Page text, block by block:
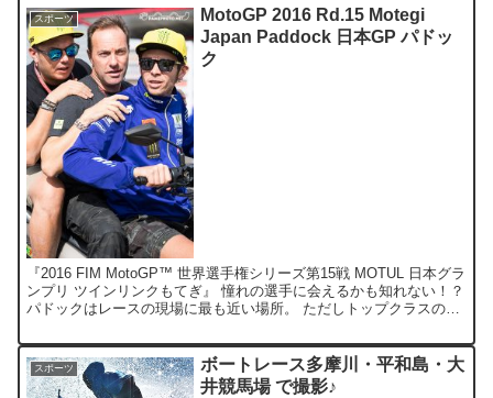
スポーツ
MotoGP 2016 Rd.15 Motegi
Japan Paddock 日本GP パドッ
ク
『2016 FIM MotoGP™ 世界選手権シリーズ第15戦 MOTUL 日本グラ
ンプリ ツインリンクもてぎ』 憧れの選手に会えるかも知れない！？
パドックはレースの現場に最も近い場所。 ただしトップクラスの選
スポーツ
ボートレース多摩川・平和島・大
井競馬場 で撮影♪